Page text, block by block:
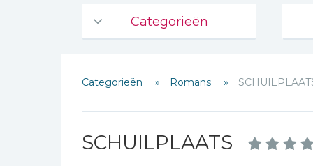
Categorieën
De Bijbel
Bijbelse Dagboeken 2026
Bijbelstudie groepen
Categorieën Romans
SCHUILPLAATS